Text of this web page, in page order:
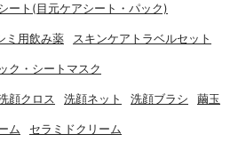
ート(目元ケアシート・パック)
ミ用飲み薬 スキンケアトラベルセット
ク・シートマスク
顔クロス 洗顔ネット 洗顔ブラシ 繭玉
ム セラミドクリーム